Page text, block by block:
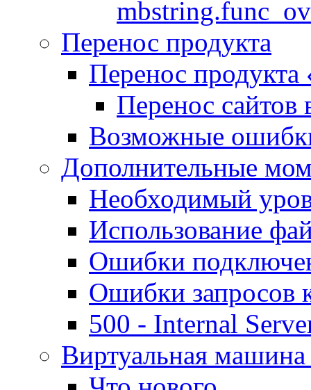
Перенос продукта
Перенос продукта
Перенос сайтов
Возможные
Дополнительные
Необходимый
Использование
Ошибки
Ошибки запросов
500 - Internal
Виртуальная